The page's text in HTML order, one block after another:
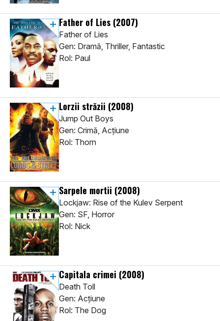
Father of Lies (2007)
Father of Lies
Gen: Dramă, Thriller, Fantastic
Rol: Paul
Lorzii străzii (2008)
Jump Out Boys
Gen: Crimă, Acţiune
Rol: Thorn
Sarpele mortii (2008)
Lockjaw: Rise of the Kulev Serpent
Gen: SF, Horror
Rol: Nick
Capitala crimei (2008)
Death Toll
Gen: Acţiune
Rol: The Dog